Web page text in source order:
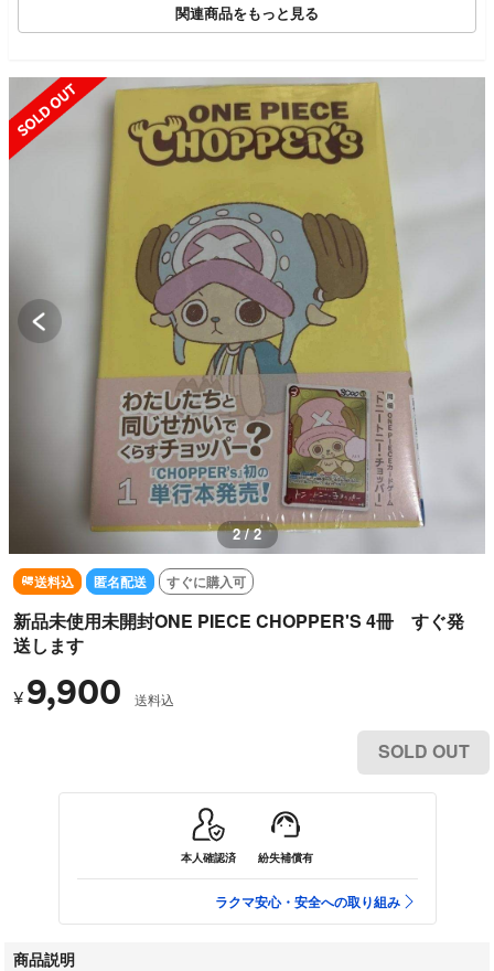
関連商品をもっと見る
SOLD OUT
2 / 2
送料込 匿名配送 すぐに購入可
新品未使用未開封ONE PIECE CHOPPER'S 4冊 すぐ発
送します
¥ 9,900 送料込
SOLD OUT
本人確認済 紛失補償有
ラクマ安心・安全への取り組み
商品説明